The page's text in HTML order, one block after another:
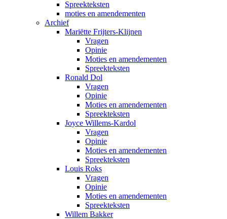
Spreekteksten
moties en amendementen
Archief
Mariëtte Frijters-Klijnen
Vragen
Opinie
Moties en amendementen
Spreekteksten
Ronald Dol
Vragen
Opinie
Moties en amendementen
Spreekteksten
Joyce Willems-Kardol
Vragen
Opinie
Moties en amendementen
Spreekteksten
Louis Roks
Vragen
Opinie
Moties en amendementen
Spreekteksten
Willem Bakker